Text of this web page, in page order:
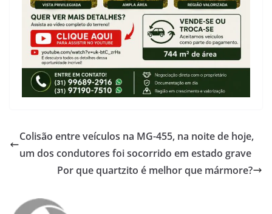
Colisão entre veículos na MG-455, na noite de hoje,
um dos condutores foi socorrido em estado grave
Por que quartzito é melhor que mármore?